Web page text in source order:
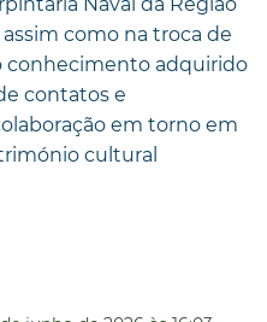
como na troca de
conhecimento adquirido
contatos e
em torno em
cultural